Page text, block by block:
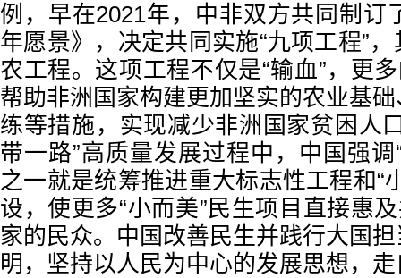
例，早在2021年，中非双方共同制订
年愿景》，决定共同实施“九项工程”
农工程。这项工程不仅是“输血”，更
帮助非洲国家构建更加坚实的农业基
练等措施，实现减少非洲国家贫困人
带一路”高质量发展过程中，中国强调
之一就是统筹推进重大标志性工程和“
设，使更多“小而美”民生项目直接惠
家的民众。中国改善民生并践行大国
明，坚持以人民为中心的发展思想，